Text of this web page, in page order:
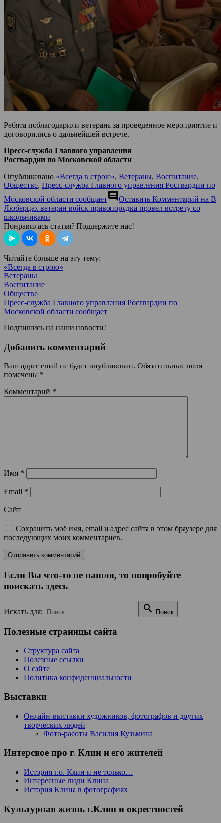
Ребята поблагодарили ветерана за проведенное мероприятие и
договорились о дальнейшей встрече.
Пресс-служба Главного управления
Росгвардии по Московской области
Опубликовано «Всегда в строю», Ветераны, Воспитание,
Общество, Пресс-служба Главного управления Росгвардии по
Московской области сообщаетcomment Оставить Комментарий на В
Люберцах ветеран войск правопорядка провел встречу со
школьниками
Понравилась статья? Поддержите нас!
Читайте больше на эту тему:
«Всегда в строю»
Ветераны
Воспитание
Общество
Пресс-служба Главного управления Росгвардии по
Московской области сообщает
Подпишись на наши новости!
Добавить комментарий
Ваш адрес email не будет опубликован. Обязательные поля
помечены *
Комментарий *
Имя *
Email *
Сайт
Сохранить моё имя, email и адрес сайта в этом браузере для
последующих моих комментариев.
Если Вы что-то не нашли, то попробуйте
поискать здесь
Искать для:  Поиск
Полезные страницы сайта
Структура сайта
Полезные ссылки
О сайте
Политика конфиденциальности
Выставки
Онлайн-выставки художников, фотографов и других
творческих людей
Фото-работы Василия Кузьмина
Интерсное про г. Клин и его жителей
История г.о. Клин и не только…
Интересные люди Клина
История Клина в фотографиях
Культурная жизнь г.Клин и окрестностей